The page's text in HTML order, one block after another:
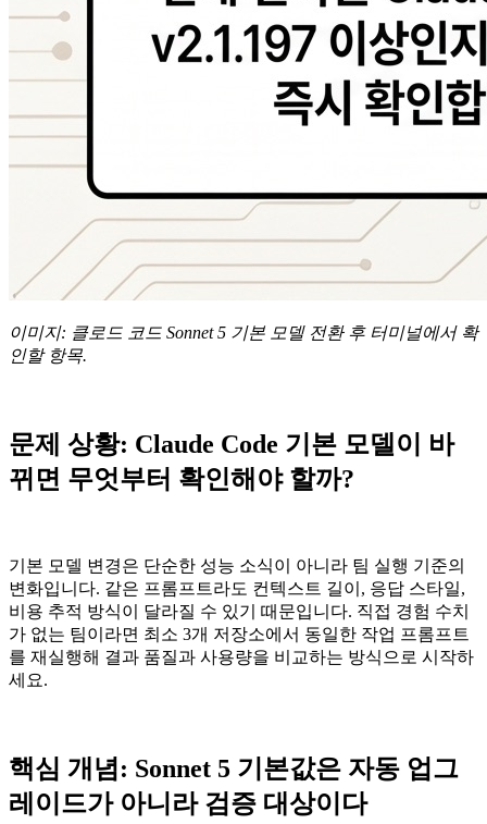
이미지: 클로드 코드 Sonnet 5 기본 모델 전환 후 터미널에서 확
인할 항목.
문제 상황: Claude Code 기본 모델이 바
뀌면 무엇부터 확인해야 할까?
기본 모델 변경은 단순한 성능 소식이 아니라 팀 실행 기준의
변화입니다. 같은 프롬프트라도 컨텍스트 길이, 응답 스타일,
비용 추적 방식이 달라질 수 있기 때문입니다. 직접 경험 수치
가 없는 팀이라면 최소 3개 저장소에서 동일한 작업 프롬프트
를 재실행해 결과 품질과 사용량을 비교하는 방식으로 시작하
세요.
핵심 개념: Sonnet 5 기본값은 자동 업그
레이드가 아니라 검증 대상이다